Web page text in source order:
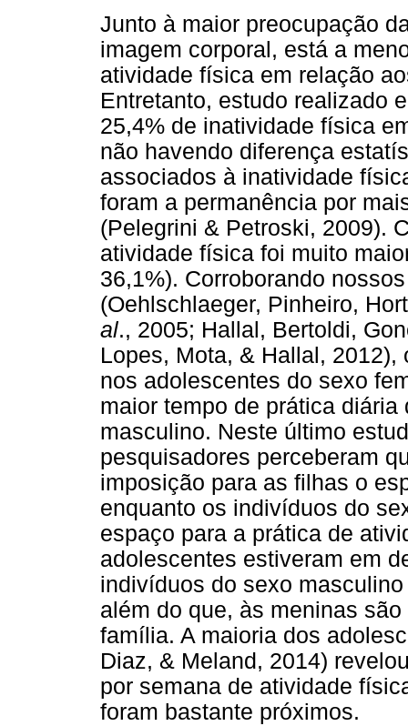
Junto à maior preocupação
imagem corporal, está a
atividade física em relação
Entretanto, estudo realizado
25,4% de inatividade física
não havendo diferença
associados à inatividade
foram a permanência por
(Pelegrini & Petroski, 2009).
atividade física foi muito
36,1%). Corroborando
(Oehlschlaeger, Pinheiro,
al., 2005; Hallal, Bertoldi,
Lopes, Mota, & Hallal,
nos adolescentes do sexo
maior tempo de prática
masculino. Neste último
pesquisadores perceberam
imposição para as filhas o
enquanto os indivíduos do
espaço para a prática de
adolescentes estiveram em
indivíduos do sexo
além do que, às meninas
família. A maioria dos
Diaz, & Meland, 2014)
por semana de atividade
foram bastante próximos.